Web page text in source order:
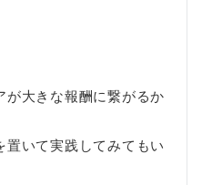
が大きな報酬に繋がるか
いて実践してみてもい